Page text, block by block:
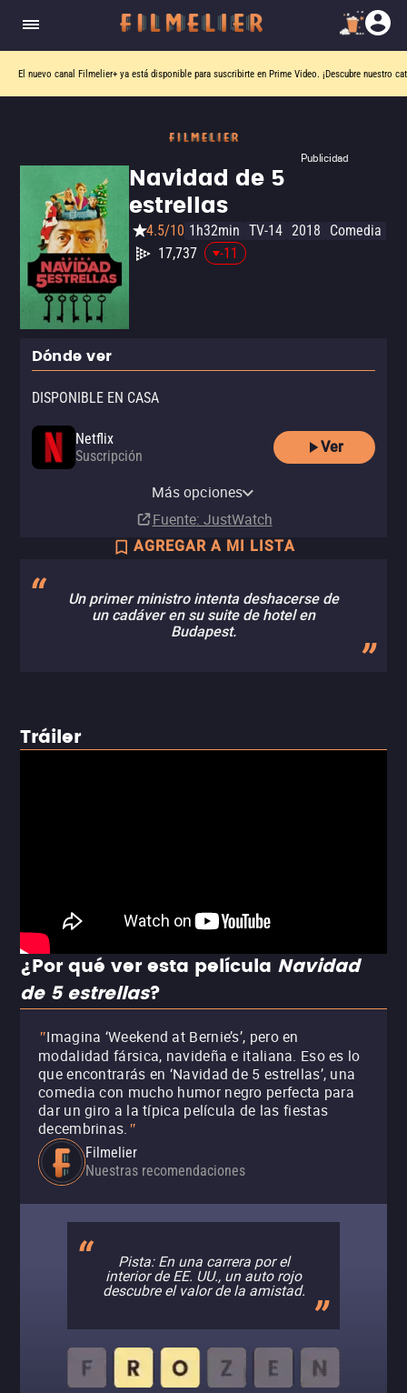
El nuevo canal Filmelier+ ya está disponible para suscribirte en Prime Video. ¡Descubre nuestro
Publicidad
Navidad de 5
estrellas
4.5/10 1h32min TV-14 2018
Comedia
17,737
-11
Dónde ver
DISPONIBLE EN CASA
Netflix
Suscripción
Ver
Más opciones
Fuente: JustWatch
AGREGAR A MI LISTA
Un primer ministro intenta deshacerse de
un cadáver en su suite de hotel en
Budapest.
Tráiler
¿Por qué ver esta película Navidad
de 5 estrellas?
"Imagina ‘Weekend at Bernie’s’, pero en
modalidad fársica, navideña e italiana. Eso es lo
que encontrarás en ‘Navidad de 5 estrellas’, una
comedia con mucho humor negro perfecta para
dar un giro a la típica película de las fiestas
decembrinas. "
Filmelier
Nuestras recomendaciones
Pista: En una carrera por el
interior de EE. UU., un auto rojo
descubre el valor de la amistad.